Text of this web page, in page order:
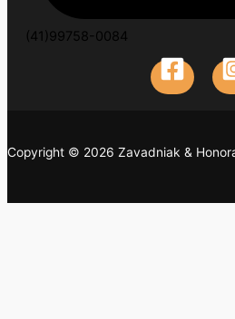
(41)99758-0084
Copyright © 2026 Zavadniak &